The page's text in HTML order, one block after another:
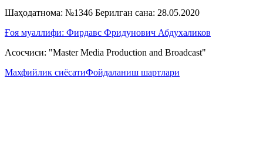
Шаҳодатнома: №1346 Берилган сана: 28.05.2020
Ғоя муаллифи: Фирдавс Фридунович Абдухаликов
Асосчиси: "Master Media Production and Broadcast"
Махфийлик сиёсатиФойдаланиш шартлари